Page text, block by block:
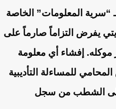
“سرية المعلومات” الخاصة
يفرض التزاماً صارماً على
موكله. إفشاء أي معلومة
للمساءلة التأديبية
إلى الشطب من سجل